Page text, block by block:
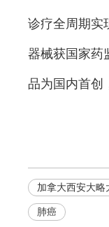
诊疗全周期实
器械获国家药
品为国内首创
加拿大西安大略
肺癌